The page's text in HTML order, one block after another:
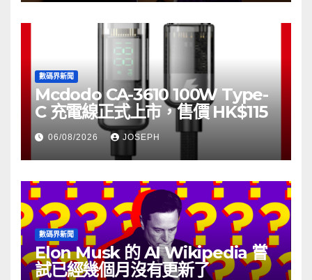
數碼界新聞
Mcdodo CA-3610 100W Type-
C 充電線正式上市，售價 HK$115
06/08/2026 JOSEPH
數碼界新聞
Elon Musk 的 AI Wikipedia 嘗
試已經幾個月沒有更新了